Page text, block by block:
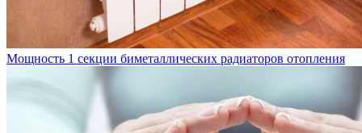
Мощность 1 секции биметаллических радиаторов отопления